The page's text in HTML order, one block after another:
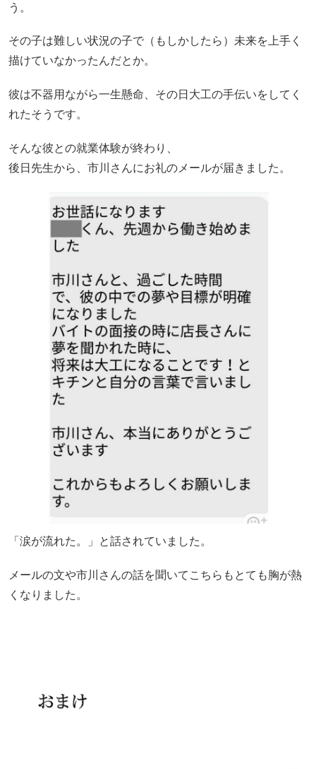
う。
その子は難しい状況の子で（もしかしたら）未来を上手く
描けていなかったんだとか。
彼は不器用ながら一生懸命、その日大工の手伝いをしてく
れたそうです。
そんな彼との就業体験が終わり、
後日先生から、市川さんにお礼のメールが届きました。
「涙が流れた。」と話されていました。
メールの文や市川さんの話を聞いてこちらもとても胸が熱
くなりました。